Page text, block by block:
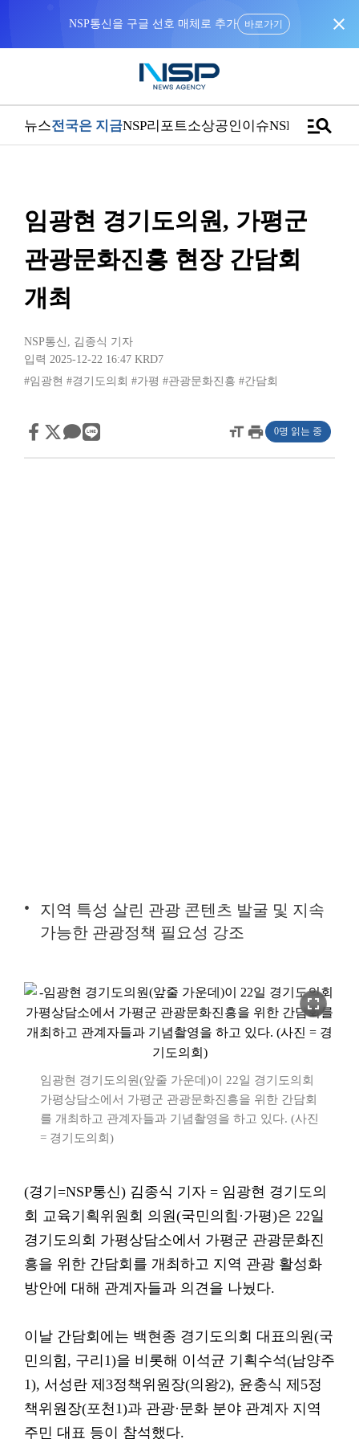
NSP통신을 구글 선호 매체로 추가 바로가기 close
뉴스전국은 지금NSP리포트소상공인이슈NSPTVmanage_search
임광현 경기도의원, 가평군
관광문화진흥 현장 간담회
개최
NSP통신 , 김종식 기자
입력 2025-12-22 16:47 KRD7
#임광현 #경기도의회 #가평 #관광문화진흥 #간담회
format_sizeprint 0명 읽는 중
지역 특성 살린 관광 콘텐츠 발굴 및 지속
가능한 관광정책 필요성 강조
fullscreen
임광현 경기도의원(앞줄 가운데)이 22일 경기도의회
가평상담소에서 가평군 관광문화진흥을 위한 간담회
를 개최하고 관계자들과 기념촬영을 하고 있다. (사진
= 경기도의회)
(경기=NSP통신) 김종식 기자 = 임광현 경기도의
회 교육기획위원회 의원(국민의힘·가평)은 22일
경기도의회 가평상담소에서 가평군 관광문화진
흥을 위한 간담회를 개최하고 지역 관광 활성화
방안에 대해 관계자들과 의견을 나눴다.
이날 간담회에는 백현종 경기도의회 대표의원(국
민의힘, 구리1)을 비롯해 이석균 기획수석(남양주
1), 서성란 제3정책위원장(의왕2), 윤충식 제5정
책위원장(포천1)과 관광·문화 분야 관계자 지역
주민 대표 등이 참석했다.